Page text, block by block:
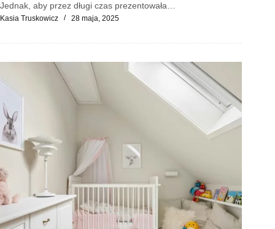
Jednak, aby przez długi czas prezentowała…
Kasia Truskowicz 28 maja, 2025